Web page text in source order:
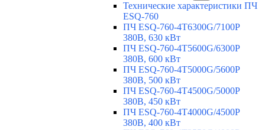
Технические характеристики ПЧ
ESQ-760
ПЧ ESQ-760-4T6300G/7100P
380В, 630 кВт
ПЧ ESQ-760-4T5600G/6300P
380В, 600 кВт
ПЧ ESQ-760-4T5000G/5600P
380В, 500 кВт
ПЧ ESQ-760-4T4500G/5000P
380В, 450 кВт
ПЧ ESQ-760-4T4000G/4500P
380В, 400 кВт